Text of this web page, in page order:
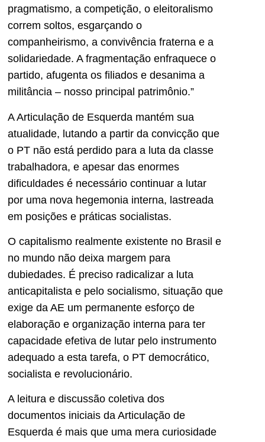
pragmatismo, a competição, o eleitoralismo
correm soltos, esgarçando o
companheirismo, a convivência fraterna e a
solidariedade. A fragmentação enfraquece o
partido, afugenta os filiados e desanima a
militância – nosso principal patrimônio.”
A Articulação de Esquerda mantém sua
atualidade, lutando a partir da convicção que
o PT não está perdido para a luta da classe
trabalhadora, e apesar das enormes
dificuldades é necessário continuar a lutar
por uma nova hegemonia interna, lastreada
em posições e práticas socialistas.
O capitalismo realmente existente no Brasil e
no mundo não deixa margem para
dubiedades. É preciso radicalizar a luta
anticapitalista e pelo socialismo, situação que
exige da AE um permanente esforço de
elaboração e organização interna para ter
capacidade efetiva de lutar pelo instrumento
adequado a esta tarefa, o PT democrático,
socialista e revolucionário.
A leitura e discussão coletiva dos
documentos iniciais da Articulação de
Esquerda é mais que uma mera curiosidade